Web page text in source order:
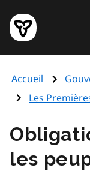
au
contenu
principal
Page
d'accueil
de
l'Ontario
Accueil
Les
les